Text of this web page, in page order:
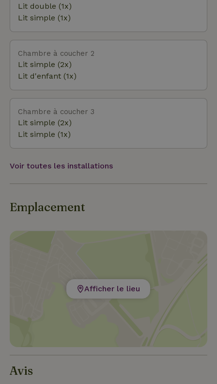
autres rivières du nord du Portugal), le VTT sur les
écovias ou dans les collines et montagnes
verdoyantes, la pêche (à la truite dans la Lima), la
randonnée (sur les écovias dans les parcs naturels
ou dans les nombreuses villes historiques et
authentiques des environs), la dégustation de vin (la
région du Minho abrite le célèbre Vinho Verde) ou le
kitesurf sur les vagues de l'Atlantique (ou dans l'une
des criques pour un départ en toute tranquillité).
Lit double (1x)
Lit simple (1x)
Chambre à coucher 2
Lit simple (2x)
Lit d'enfant (1x)
Chambre à coucher 3
Lit simple (2x)
Lit simple (1x)
Voir toutes les installations
Emplacement
Afficher le lieu
Avis